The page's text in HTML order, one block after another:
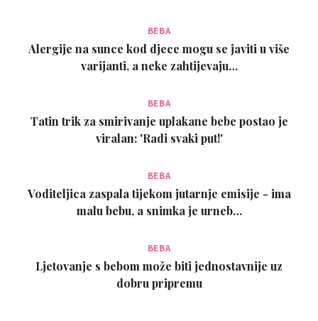
BEBA
Alergije na sunce kod djece mogu se javiti u više
varijanti, a neke zahtijevaju…
BEBA
Tatin trik za smirivanje uplakane bebe postao je
viralan: 'Radi svaki put!'
BEBA
Voditeljica zaspala tijekom jutarnje emisije - ima
malu bebu, a snimka je urneb…
BEBA
Ljetovanje s bebom može biti jednostavnije uz
dobru pripremu